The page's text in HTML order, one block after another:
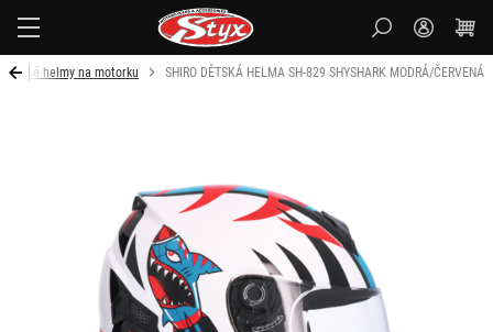
Dětské helmy na motorku SHIRO DĚTSKÁ HELMA SH-829 SHYSHARK MODRÁ/ČERVENÁ